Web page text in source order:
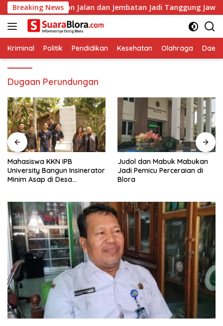
Langsung
ke
konten
Breaking NewsJalan dan Jembatan Jadi Tanggung Jawab
Kriminal Politik Pendidikan Kesehatan Olahraga
Dugaan Perundungan
Mahasiswa KKN IPB
University Bangun Insinerator
Minim Asap di Desa
Lingkungan ‎
Judol dan Mabuk Mabukan
Jadi Pemicu Perceraian di
Blora